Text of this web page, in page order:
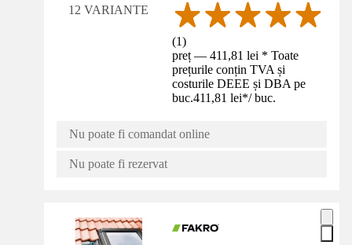
12 VARIANTE
(1)
preț — 411,81 lei * Toate
prețurile conțin TVA și
costurile DEEE și DBA pe
buc.411,81 lei*/ buc.
Nu poate fi comandat online
Nu poate fi rezervat